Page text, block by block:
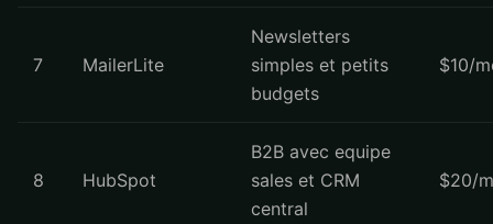
7 MailerLite
Newsletters
simples et petits
budgets
$10/
8 HubSpot
B2B avec equipe
sales et CRM
central
$20/